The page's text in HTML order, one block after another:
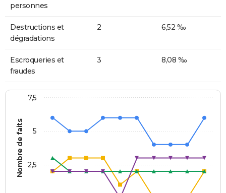
personnes
Destructions et
dégradations
2 6,52 ‰
Escroqueries et
fraudes
3 8,08 ‰
Nombre de faits 2,5
5
7,5